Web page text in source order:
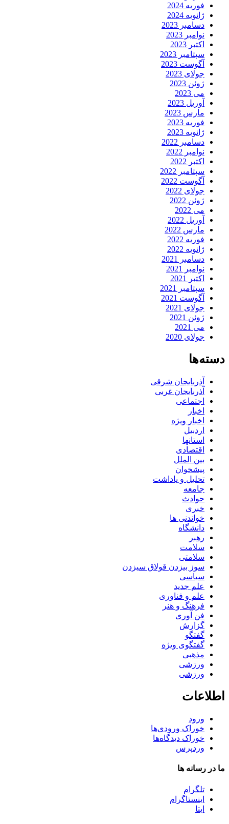
فوریه 2024
ژانویه 2024
دسامبر 2023
نوامبر 2023
اکتبر 2023
سپتامبر 2023
آگوست 2023
جولای 2023
ژوئن 2023
می 2023
آوریل 2023
مارس 2023
فوریه 2023
ژانویه 2023
دسامبر 2022
نوامبر 2022
اکتبر 2022
سپتامبر 2022
آگوست 2022
جولای 2022
ژوئن 2022
می 2022
آوریل 2022
مارس 2022
فوریه 2022
ژانویه 2022
دسامبر 2021
نوامبر 2021
اکتبر 2021
سپتامبر 2021
آگوست 2021
جولای 2021
ژوئن 2021
می 2021
جولای 2020
دسته‌ها
آذربایجان شرقی
آذربایجان غربی
اجتماعی
اخبار
اخبار ویژه
اردبیل
استانها
اقتصادی
بین الملل
پیشخوان
تحلیل و یاداشت
جامعه
حوادث
خبری
خواندنی ها
دانشگاه
رهبر
سلامت
سلامتی
سوز بیزدن قولاق سیزدن
سیاسی
علم جدید
علم و فناوری
فرهنگ و هنر
فن آوری
گزارش
گفتگو
گفتگوی ویژه
مذهبی
ورزشی
ورزشی
اطلاعات
ورود
خوراک ورودی‌ها
خوراک دیدگاه‌ها
وردپرس
ما در رسانه ها
تلگرام
اینستاگرام
ایتا